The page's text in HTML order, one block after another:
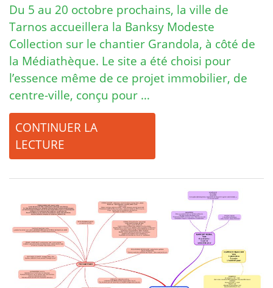
Du 5 au 20 octobre prochains, la ville de
Tarnos accueillera la Banksy Modeste
Collection sur le chantier Grandola, à côté de
la Médiathèque. Le site a été choisi pour
l’essence même de ce projet immobilier, de
centre-ville, conçu pour …
CONTINUER LA
LECTURE